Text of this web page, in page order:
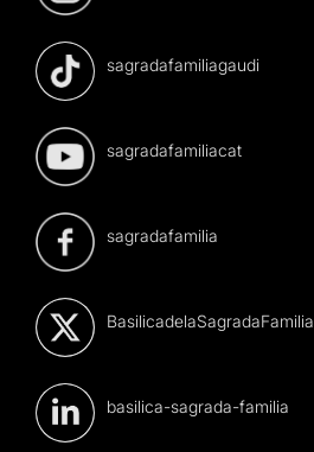
sagradafamiliagaudi
sagradafamiliacat
sagradafamilia
BasilicadelaSagradaFamilia
basilica-sagrada-familia